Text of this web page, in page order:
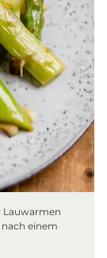
Lauwarmen
einem